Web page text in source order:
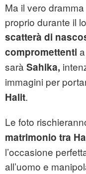
Ma il vero
proprio durante il
scatterà di
compromettenti
sarà Sahika,
immagini per
Halit.
Le foto
matrimonio tra
l’occasione
all’uomo e